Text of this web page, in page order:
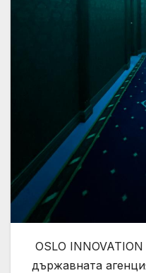
OSLO
държавната